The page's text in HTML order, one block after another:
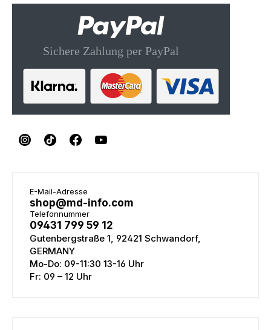
E-Mail-Adresse
shop@md-info.com
Telefonnummer
09431 799 59 12
Gutenbergstraße 1, 92421 Schwandorf,
GERMANY
Mo-Do: 09-11:30 13-16 Uhr
Fr: 09 – 12 Uhr